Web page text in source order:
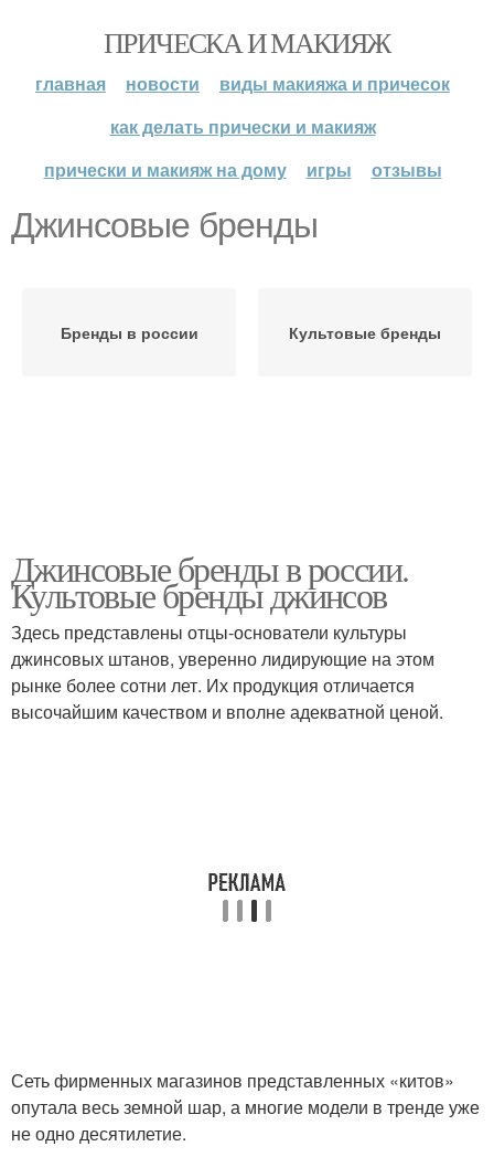
ПРИЧЕСКА И МАКИЯЖ
главная новости
виды макияжа и причесок
как делать прически и макияж
прически и макияж на дому
игры отзывы
Джинсовые бренды
Бренды в россии Культовые бренды
Джинсовые бренды в россии.
Культовые бренды джинсов
Здесь представлены отцы-основатели культуры
джинсовых штанов, уверенно лидирующие на этом
рынке более сотни лет. Их продукция отличается
высочайшим качеством и вполне адекватной ценой.
Сеть фирменных магазинов представленных «китов»
опутала весь земной шар, а многие модели в тренде уже
не одно десятилетие.